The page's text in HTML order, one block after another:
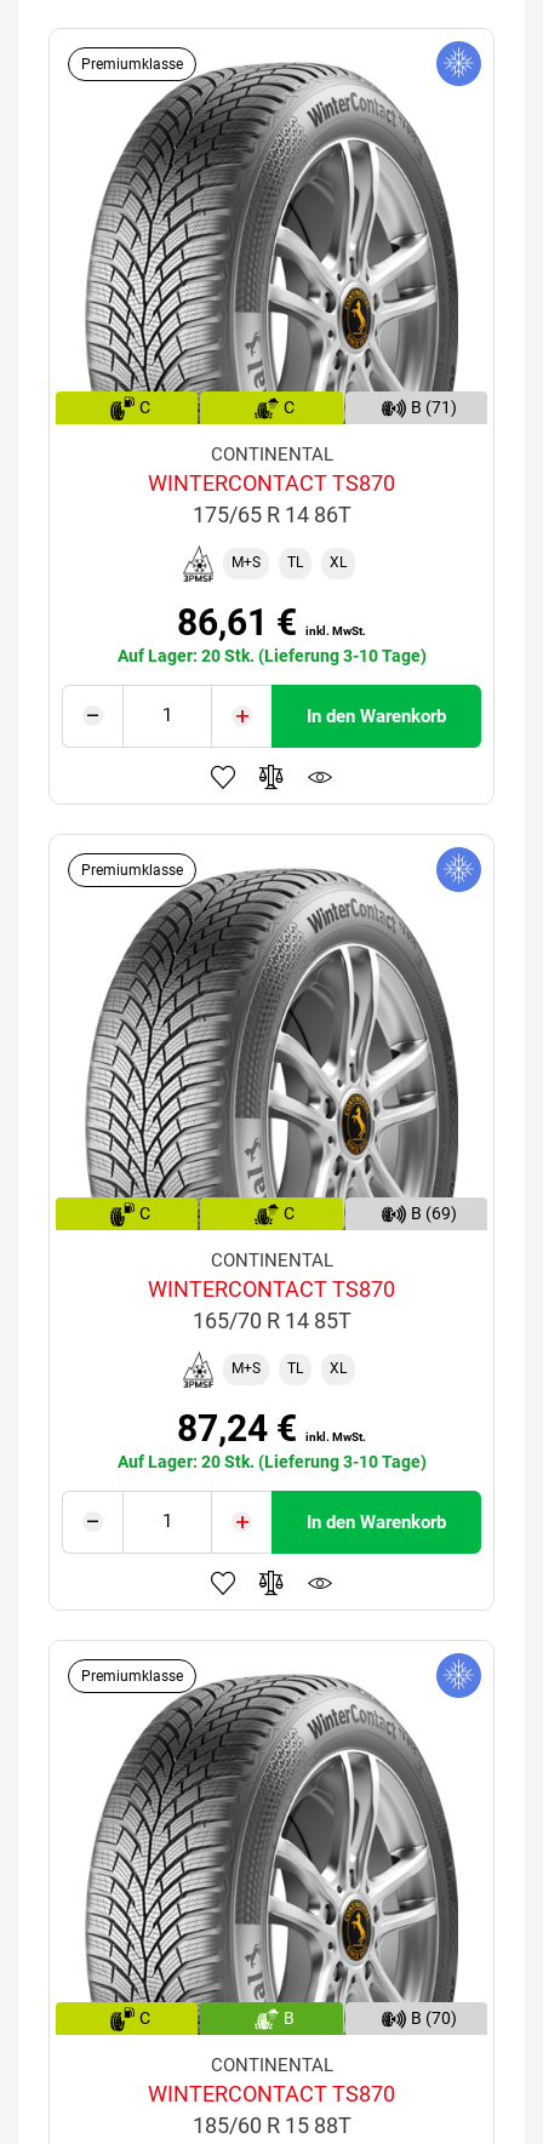
Premiumklasse
C C B (71)
CONTINENTAL
WINTERCONTACT TS870
175/65 R 14 86T
M+S TL XL
86,61 € inkl. MwSt.
Auf Lager: 20 Stk. (Lieferung 3-10 Tage)
In den Warenkorb
Premiumklasse
C C B (69)
CONTINENTAL
WINTERCONTACT TS870
165/70 R 14 85T
M+S TL XL
87,24 € inkl. MwSt.
Auf Lager: 20 Stk. (Lieferung 3-10 Tage)
In den Warenkorb
Premiumklasse
C B B (70)
CONTINENTAL
WINTERCONTACT TS870
185/60 R 15 88T